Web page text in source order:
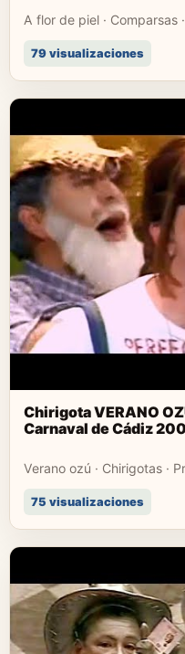
A flor de piel · Comparsas
79 visualizaciones
Chirigota VERANO
Carnaval de Cádiz
Verano ozú · Chirigotas ·
75 visualizaciones